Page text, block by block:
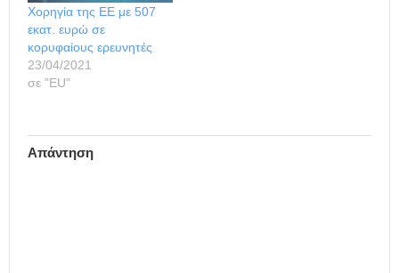
Χορηγία της ΕΕ με 507
εκατ. ευρώ σε
κορυφαίους ερευνητές
23/04/2021
σε "ΕU"
Απάντηση